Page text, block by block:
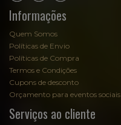
Informações
Quem Somos
Políticas de Envio
Políticas de Compra
Termos e Condições
Cupons de desconto
Orçamento para eventos sociais
Serviços ao cliente